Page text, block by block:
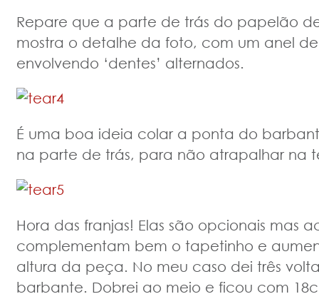
Repare que a parte de trás do papelão
mostra o detalhe da foto, com um anel
envolvendo ‘dentes’ alternados.
É uma boa ideia colar a ponta do
na parte de trás, para não atrapalhar na
Hora das franjas! Elas são opcionais mas
complementam bem o tapetinho e
altura da peça. No meu caso dei três
barbante. Dobrei ao meio e ficou com